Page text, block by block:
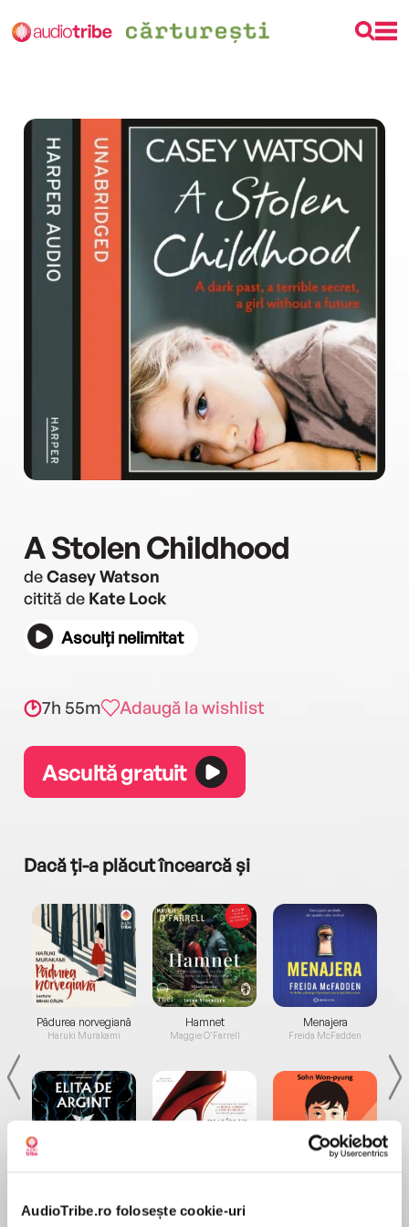
AudioTribe.ro folosește cookie-uri
A Stolen Childhood
deCasey Watson
citită de Kate Lock
Asculți nelimitat
7h 55m Adaugă la wishlist
Ascultă gratuit
Dacă ți-a plăcut încearcă și
Pădurea norvegiană
Haruki Murakami
de...
Dani Francis
Hamnet
Maggie O'Farrell
la...
Lauren Weisberger
Menajera
Freida McFadden